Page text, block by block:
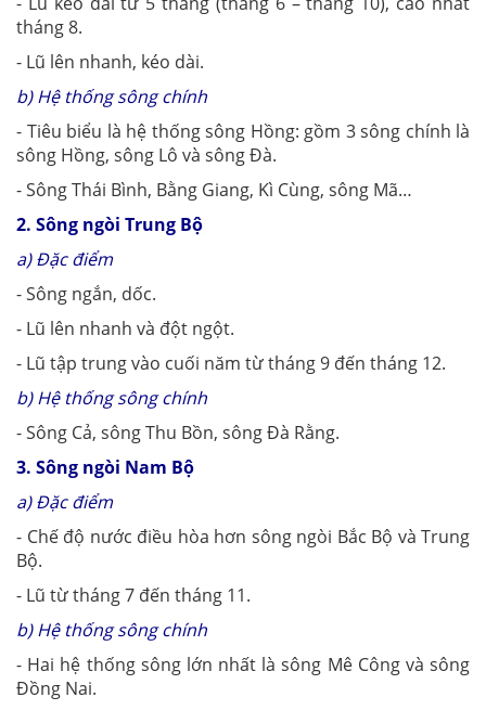
tháng 8.
- Lũ lên nhanh, kéo dài.
b) Hệ thống sông chính
- Tiêu biểu là hệ thống sông Hồng: gồm 3 sông chính là
sông Hồng, sông Lô và sông Đà.
- Sông Thái Bình, Bằng Giang, Kì Cùng, sông Mã…
2. Sông ngòi Trung Bộ
a) Đặc điểm
- Sông ngắn, dốc.
- Lũ lên nhanh và đột ngột.
- Lũ tập trung vào cuối năm từ tháng 9 đến tháng 12.
b) Hệ thống sông chính
- Sông Cả, sông Thu Bồn, sông Đà Rằng.
3. Sông ngòi Nam Bộ
a) Đặc điểm
- Chế độ nước điều hòa hơn sông ngòi Bắc Bộ và Trung
Bộ.
- Lũ từ tháng 7 đến tháng 11.
b) Hệ thống sông chính
- Hai hệ thống sông lớn nhất là sông Mê Công và sông
Đồng Nai.